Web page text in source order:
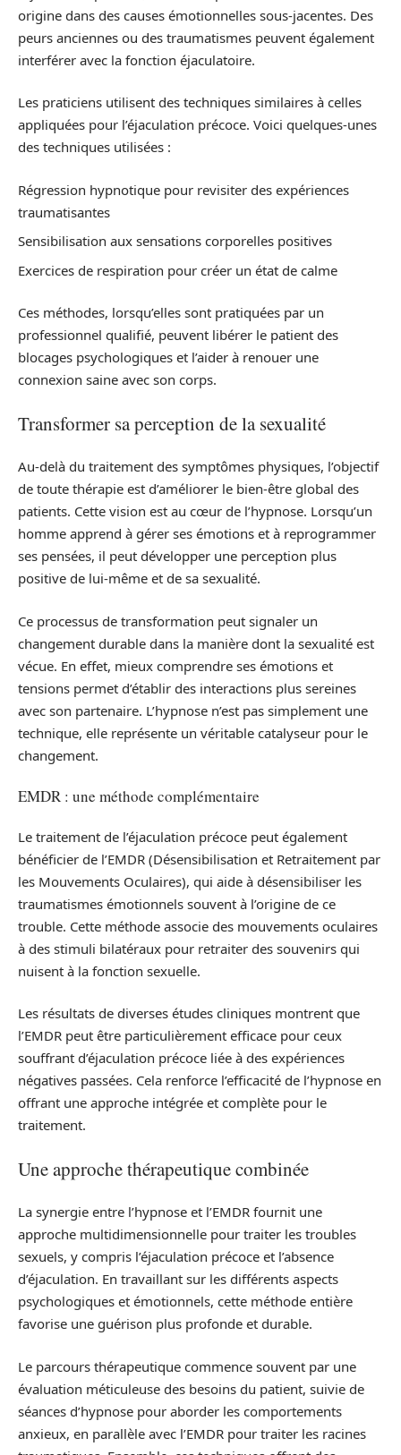
origine dans des causes émotionnelles sous-jacentes. Des
peurs anciennes ou des traumatismes peuvent également
interférer avec la fonction éjaculatoire.
Les praticiens utilisent des techniques similaires à celles
appliquées pour l’éjaculation précoce. Voici quelques-unes
des techniques utilisées :
Régression hypnotique pour revisiter des expériences
traumatisantes
Sensibilisation aux sensations corporelles positives
Exercices de respiration pour créer un état de calme
Ces méthodes, lorsqu’elles sont pratiquées par un
professionnel qualifié, peuvent libérer le patient des
blocages psychologiques et l’aider à renouer une
connexion saine avec son corps.
Transformer sa perception de la sexualité
Au-delà du traitement des symptômes physiques, l’objectif
de toute thérapie est d’améliorer le bien-être global des
patients. Cette vision est au cœur de l’hypnose. Lorsqu’un
homme apprend à gérer ses émotions et à reprogrammer
ses pensées, il peut développer une perception plus
positive de lui-même et de sa sexualité.
Ce processus de transformation peut signaler un
changement durable dans la manière dont la sexualité est
vécue. En effet, mieux comprendre ses émotions et
tensions permet d’établir des interactions plus sereines
avec son partenaire. L’hypnose n’est pas simplement une
technique, elle représente un véritable catalyseur pour le
changement.
EMDR : une méthode complémentaire
Le traitement de l’éjaculation précoce peut également
bénéficier de l’EMDR (Désensibilisation et Retraitement par
les Mouvements Oculaires), qui aide à désensibiliser les
traumatismes émotionnels souvent à l’origine de ce
trouble. Cette méthode associe des mouvements oculaires
à des stimuli bilatéraux pour retraiter des souvenirs qui
nuisent à la fonction sexuelle.
Les résultats de diverses études cliniques montrent que
l’EMDR peut être particulièrement efficace pour ceux
souffrant d’éjaculation précoce liée à des expériences
négatives passées. Cela renforce l’efficacité de l’hypnose en
offrant une approche intégrée et complète pour le
traitement.
Une approche thérapeutique combinée
La synergie entre l’hypnose et l’EMDR fournit une
approche multidimensionnelle pour traiter les troubles
sexuels, y compris l’éjaculation précoce et l’absence
d’éjaculation. En travaillant sur les différents aspects
psychologiques et émotionnels, cette méthode entière
favorise une guérison plus profonde et durable.
Le parcours thérapeutique commence souvent par une
évaluation méticuleuse des besoins du patient, suivie de
séances d’hypnose pour aborder les comportements
anxieux, en parallèle avec l’EMDR pour traiter les racines